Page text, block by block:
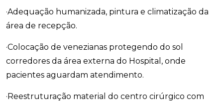
·Adequação humanizada, pintura e climatização da
área de recepção.
·Colocação de venezianas protegendo do sol
corredores da área externa do Hospital, onde
pacientes aguardam atendimento.
·Reestruturação material do centro cirúrgico com